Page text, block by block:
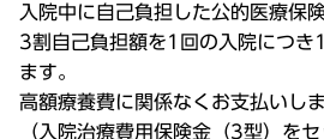
入院中に自己負担した公的医療保
3割自己負担額を1回の入院につ
ます。
高額療養費に関係なくお支払いしま
（入院治療費用保険金（3型）をセ